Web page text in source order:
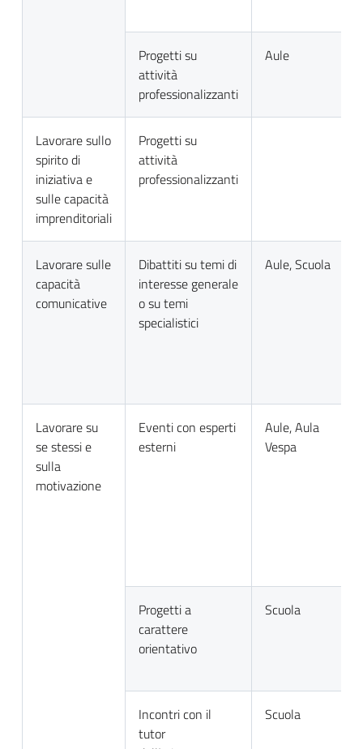
Progetti su
attività
professionalizzanti
Aule
Lavorare sullo
spirito di
iniziativa e
sulle capacità
imprenditoriali
Progetti su
attività
professionalizzanti
Lavorare sulle
capacità
comunicative
Dibattiti su temi di
interesse generale
o su temi
specialistici
Aule, Scuola
Lavorare su
se stessi e
sulla
motivazione
Eventi con esperti
esterni
Aule, Aula
Vespa
Progetti a
carattere
orientativo
Scuola
Incontri con il
tutor
Scuola